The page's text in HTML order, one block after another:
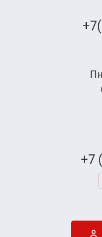
+7